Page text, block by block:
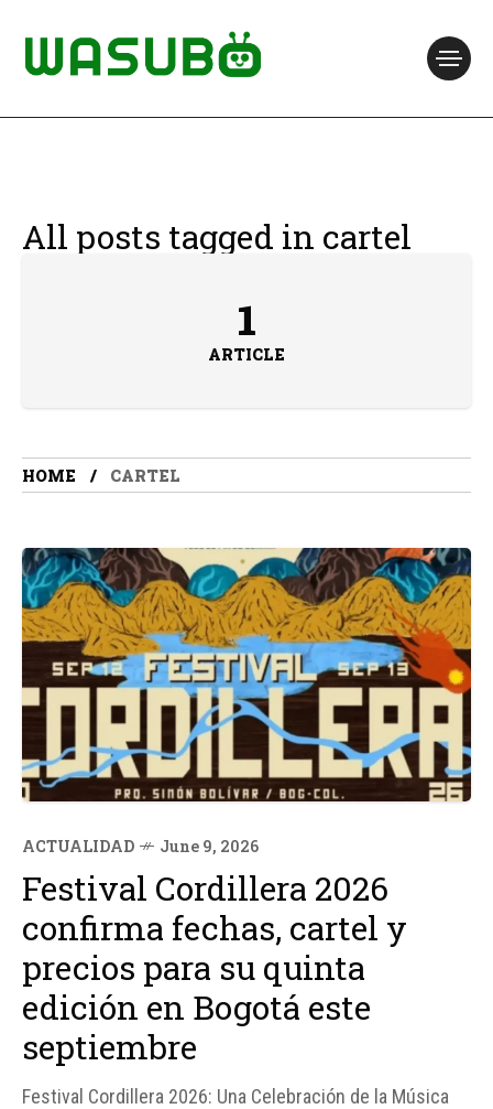
All posts tagged in cartel
1
ARTICLE
HOME CARTEL
ACTUALIDAD June 9, 2026
Festival Cordillera 2026
confirma fechas, cartel y
precios para su quinta
edición en Bogotá este
septiembre
Festival Cordillera 2026: Una Celebración de la Música